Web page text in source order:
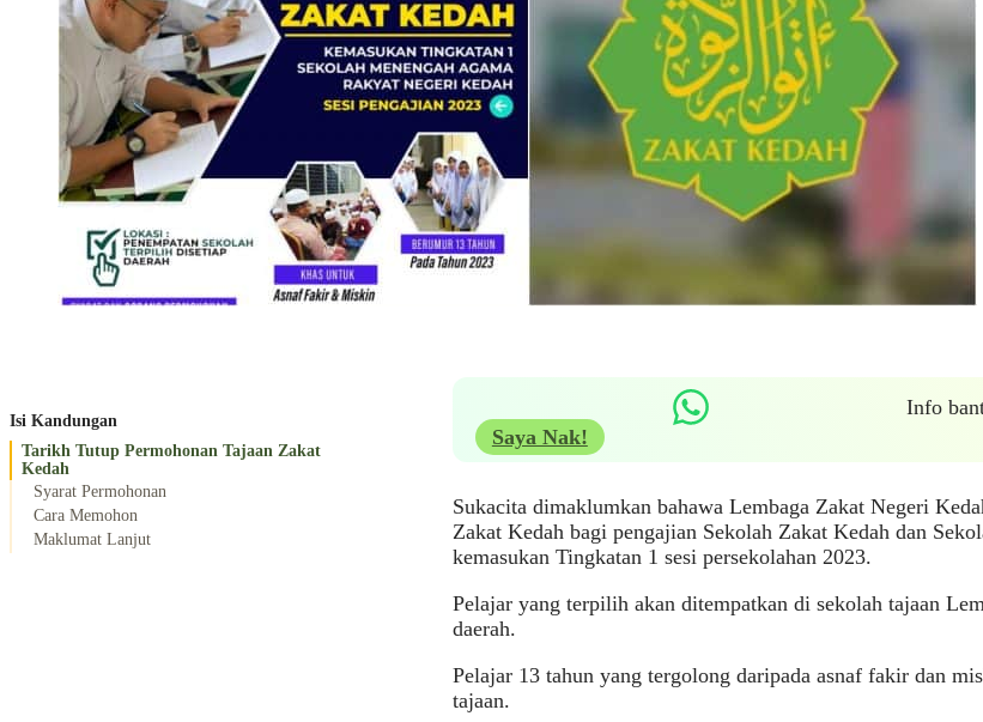
Isi Kandungan
Tarikh Tutup Permohonan Tajaan Zakat
Kedah
Syarat Permohonan
Cara Memohon
Maklumat Lanjut
Info
Saya Nak!
Sukacita dimaklumkan bahawa Lembaga Zakat Negeri
Zakat Kedah bagi pengajian Sekolah Zakat Kedah dan
kemasukan Tingkatan 1 sesi persekolahan 2023.
Pelajar yang terpilih akan ditempatkan di sekolah tajaan
daerah.
Pelajar 13 tahun yang tergolong daripada asnaf fakir dan
tajaan.